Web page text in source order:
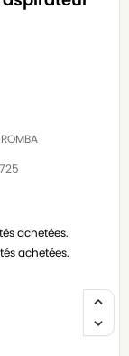
ROMBA
725
achetées.
achetées.